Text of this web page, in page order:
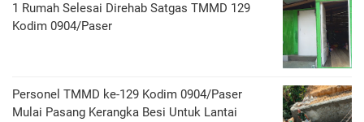
1 Rumah Selesai Direhab Satgas TMMD 129
Kodim 0904/Paser
Personel TMMD ke-129 Kodim 0904/Paser
Mulai Pasang Kerangka Besi Untuk Lantai